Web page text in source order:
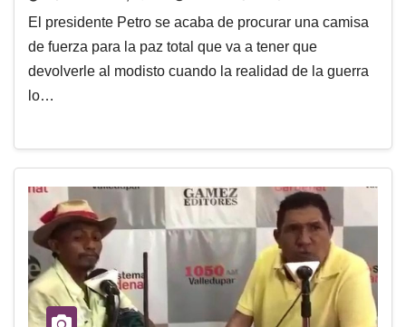
El presidente Petro se acaba de procurar una camisa
de fuerza para la paz total que va a tener que
devolverle al modisto cuando la realidad de la guerra
lo…